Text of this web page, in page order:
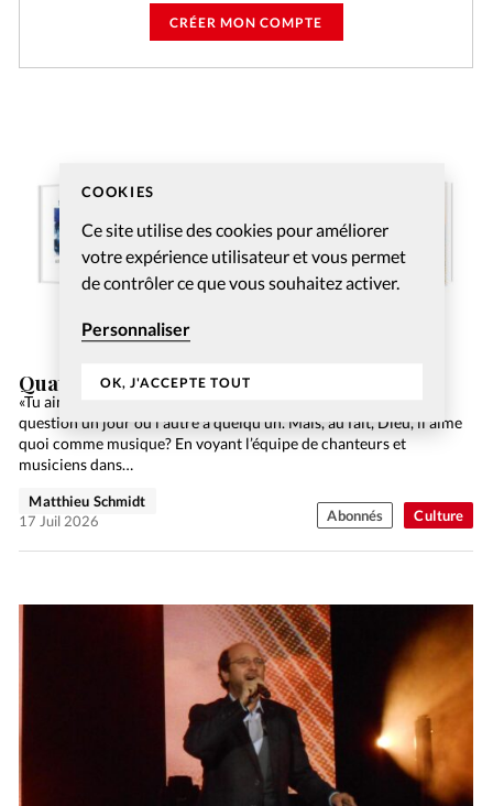
COOKIES
Ce site utilise des cookies pour améliorer
votre expérience utilisateur et vous permet
de contrôler ce que vous souhaitez activer.
Personnaliser
OK, J'ACCEPTE TOUT
CRÉER MON COMPTE
Culture
Quatre lectures à découvrir lors de l’été 2026
«Tu aimes quel style de musique, toi?». Vous avez posé cette
question un jour ou l’autre à quelqu’un. Mais, au fait, Dieu, il aime
quoi comme musique? En voyant l’équipe de chanteurs et
musiciens dans…
Matthieu Schmidt
17 Juil 2026
Abonnés